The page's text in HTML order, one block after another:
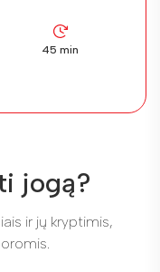
45 min
jogą?
ir jų kryptimis,